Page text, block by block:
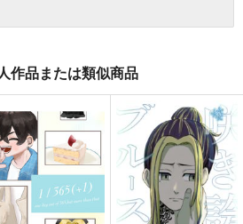
作品または類似商品